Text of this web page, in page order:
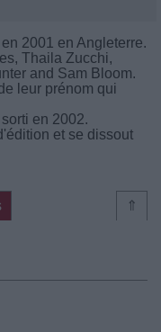
2001 en Angleterre.
Thaila Zucchi,
and Sam Bloom.
leur prénom qui
en 2002.
et se dissout
⇑